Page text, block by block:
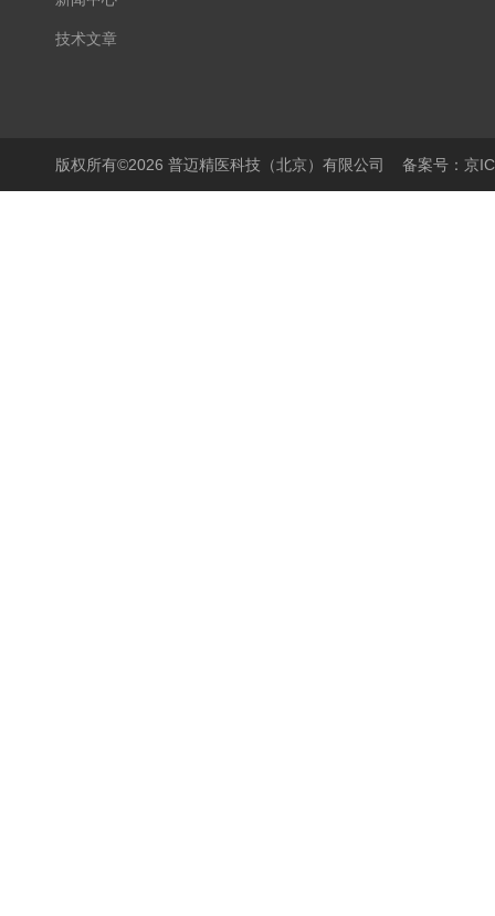
技术文章
版权所有©2026 普迈精医科技（北京）有限公司 备案号：京